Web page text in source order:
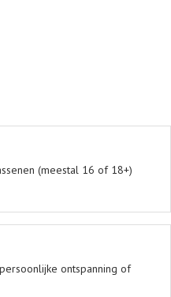
(meestal 16 of 18+)
ontspanning of